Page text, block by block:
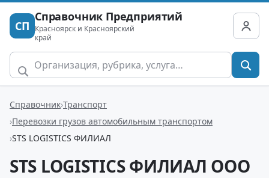
СП
Справочник Предприятий
Красноярск и Красноярский
край
Справочник Транспорт
Перевозки грузов автомобильным транспортом
STS LOGISTICS ФИЛИАЛ
STS LOGISTICS ФИЛИАЛ ООО